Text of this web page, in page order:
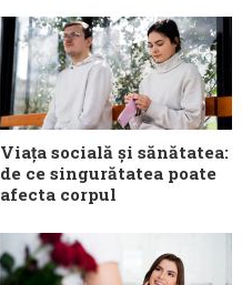
Viața socială și sănătatea:
de ce singurătatea poate
afecta corpul